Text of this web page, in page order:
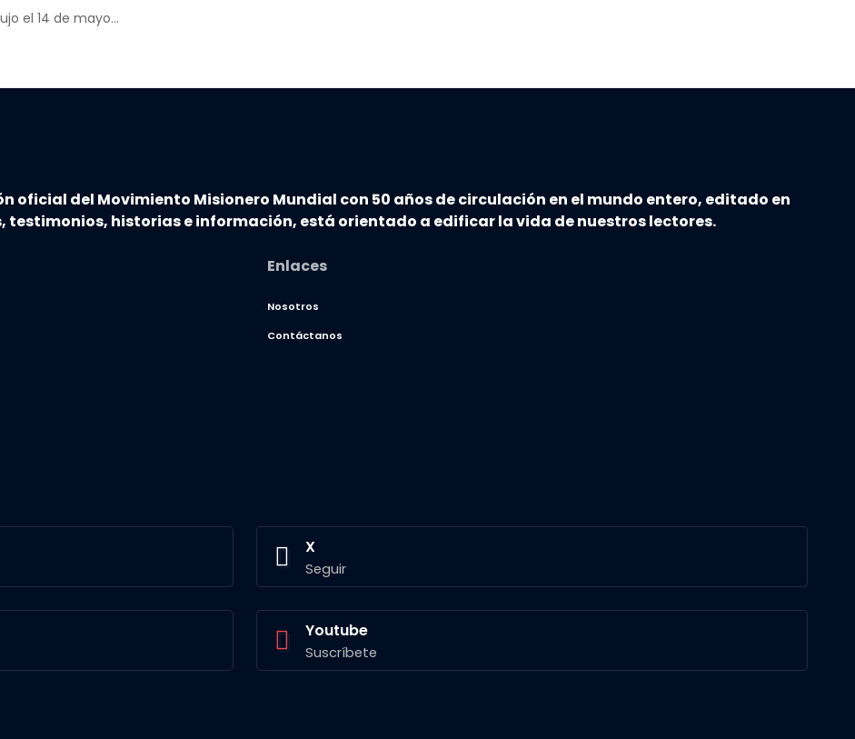
el 14 de mayo…
oficial del Movimiento Misionero Mundial con 50 años de circulación en el mundo entero, editado en
testimonios, historias e información, está orientado a edificar la vida de nuestros lectores.
Enlaces
Nosotros
Contáctanos
X
Seguir
Youtube
Suscríbete